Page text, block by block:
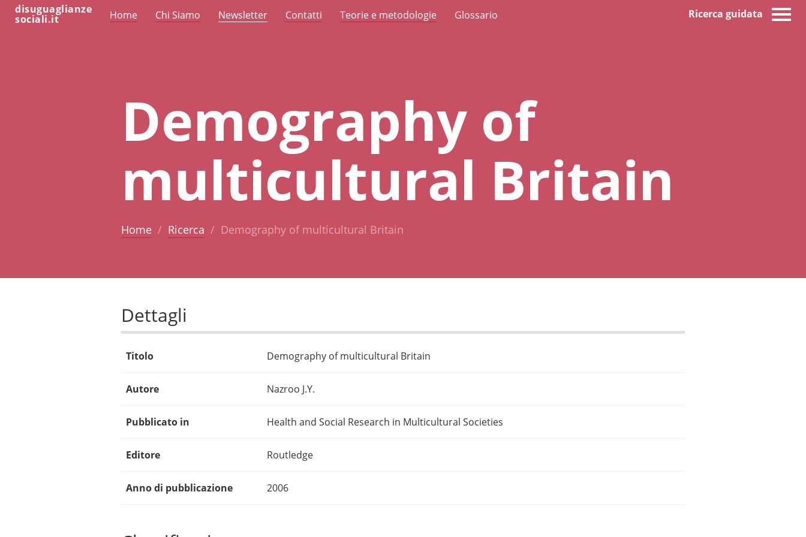
disuguaglianze
sociali.it Home Chi Siamo Newsletter Contatti Teorie e metodologie Glossario Ricerca guidata
Demography of
multicultural Britain
Home Ricerca Demography of multicultural Britain
Dettagli
Titolo Demography of multicultural Britain
Autore Nazroo J.Y.
Pubblicato in Health and Social Research in Multicultural Societies
Editore Routledge
Anno di pubblicazione 2006